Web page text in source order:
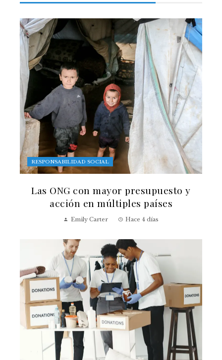
RESPONSABILIDAD SOCIAL
Las ONG con mayor presupuesto y
acción en múltiples países
Emily Carter Hace 4 días